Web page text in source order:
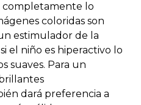
completamente lo
coloridas son
estimulador de la
el niño es hiperactivo lo
suaves. Para un
dará preferencia a